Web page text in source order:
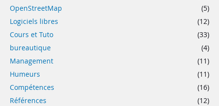
OpenStreetMap
(5)
Logiciels libres
(12)
Cours et Tuto
(33)
bureautique
(4)
Management
(11)
Humeurs
(11)
Compétences
(16)
Références
(12)